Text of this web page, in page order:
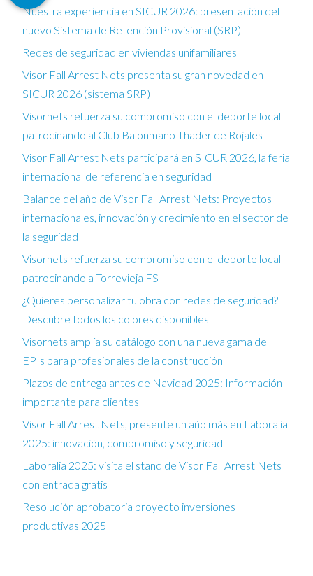
Nuestra experiencia en SICUR 2026: presentación del
nuevo Sistema de Retención Provisional (SRP)
Redes de seguridad en viviendas unifamiliares
Visor Fall Arrest Nets presenta su gran novedad en
SICUR 2026 (sistema SRP)
Visornets refuerza su compromiso con el deporte local
patrocinando al Club Balonmano Thader de Rojales
Visor Fall Arrest Nets participará en SICUR 2026, la feria
internacional de referencia en seguridad
Balance del año de Visor Fall Arrest Nets: Proyectos
internacionales, innovación y crecimiento en el sector de
la seguridad
Visornets refuerza su compromiso con el deporte local
patrocinando a Torrevieja FS
¿Quieres personalizar tu obra con redes de seguridad?
Descubre todos los colores disponibles
Visornets amplía su catálogo con una nueva gama de
EPIs para profesionales de la construcción
Plazos de entrega antes de Navidad 2025: Información
importante para clientes
Visor Fall Arrest Nets, presente un año más en Laboralia
2025: innovación, compromiso y seguridad
Laboralia 2025: visita el stand de Visor Fall Arrest Nets
con entrada gratis
Resolución aprobatoria proyecto inversiones
productivas 2025